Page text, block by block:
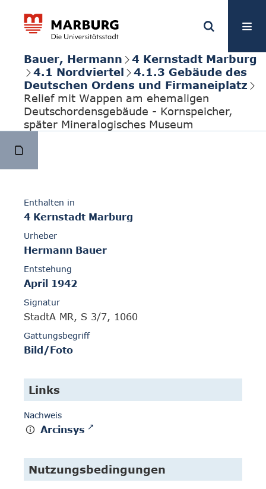
Bauer, Hermann
4 Kernstadt Marburg
4.1 Nordviertel
4.1.3 Gebäude des
Deutschen Ordens und Firmaneiplatz
Relief mit Wappen am ehemaligen
Deutschordensgebäude - Kornspeicher,
später Mineralogisches Museum
Enthalten in
4 Kernstadt Marburg
Urheber
Hermann Bauer
Entstehung
April 1942
Signatur
StadtA MR, S 3/7, 1060
Gattungsbegriff
Bild/Foto
Links
Nachweis
Arcinsys
Nutzungsbedingungen